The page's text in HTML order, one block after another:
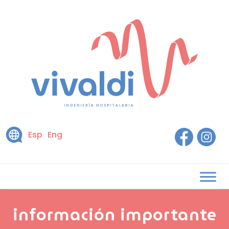
Esp Eng
información importante